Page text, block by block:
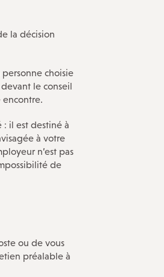
la décision
personne choisie
le conseil
encontre.
: il est destiné à
à votre
n’est pas
de
ou de vous
préalable à